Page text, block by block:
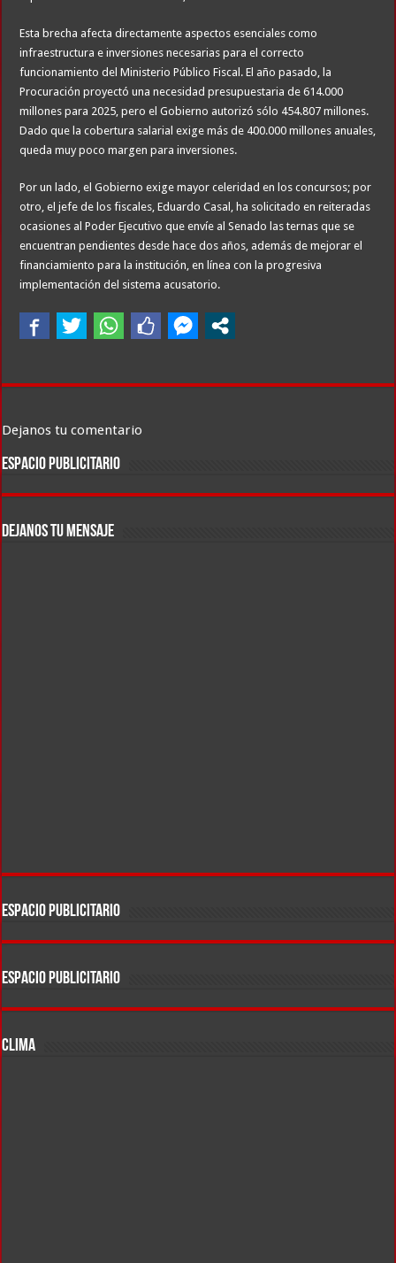
Esta brecha afecta directamente aspectos esenciales como
infraestructura e inversiones necesarias para el correcto
funcionamiento del Ministerio Público Fiscal. El año pasado, la
Procuración proyectó una necesidad presupuestaria de 614.000
millones para 2025, pero el Gobierno autorizó sólo 454.807 millones.
Dado que la cobertura salarial exige más de 400.000 millones anuales,
queda muy poco margen para inversiones.
Por un lado, el Gobierno exige mayor celeridad en los concursos; por
otro, el jefe de los fiscales, Eduardo Casal, ha solicitado en reiteradas
ocasiones al Poder Ejecutivo que envíe al Senado las ternas que se
encuentran pendientes desde hace dos años, además de mejorar el
financiamiento para la institución, en línea con la progresiva
implementación del sistema acusatorio.
Dejanos tu comentario
ESPACIO PUBLICITARIO
DEJANOS TU MENSAJE
ESPACIO PUBLICITARIO
ESPACIO PUBLICITARIO
CLIMA